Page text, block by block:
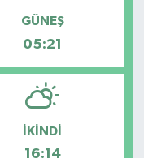
GÜNEŞ
05:21
İKINDI
16:14